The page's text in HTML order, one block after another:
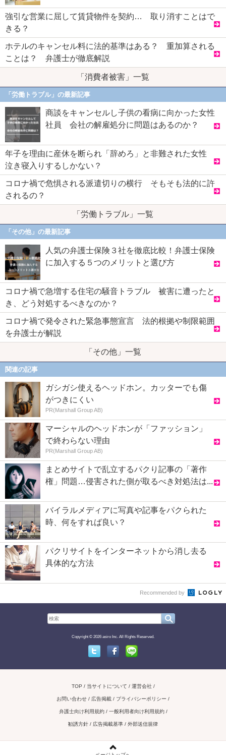
強引な営業に屈して賃貸物件を契約… 取り消すことはで
きる？
ホテルのキャンセル料に法的基準はある？ 重加算される
ことは？ 弁護士が徹底解説
「消費者被害」一覧
「労働トラブル」の最新記事
商談をキャンセルし子供の看病に向かった女性
社員 会社の解雇処分に問題はあるのか？
年子を理由に産休を断られ「辞めろ」と非難された女性
泣き寝入りするしかない？
コロナ禍で危惧される派遣切りの横行 そもそも法的に許
されるの？
「労働トラブル」一覧
「その他」の最新記事
人気の弁護士保険３社を徹底比較！弁護士保険
に加入する５つのメリットと選び方
コロナ禍で急増する住宅の騒音トラブル 被害に遭ったと
き、どう対処するべきなのか？
コロナ禍で発令された緊急事態宣言 法的根拠や制限範囲
を弁護士が解説
「その他」一覧
関連の記事
ガシガシ使えるヘッドホン。カッターでも傷
がつきにくい
PR(Marshall Group AB)
マーシャルのヘッドホンが「ファッション」
で終わらない理由
PR(Marshall Group AB)
まとめサイトで乱立するパクり記事の「著作
権」問題…侵害された側が取るべき対処法は...
バイラルメディアに写真や記事をパクられた
時、何をすれば良い？
パクリサイトをインターネットから消し去る
具体的な方法
Recommended by
Copyright © 2026 asiro Inc. All Rights Reserved.
TOP 当サイトについて 運営会社
お問い合わせ / 広告掲載 プライバシーポリシー
弁護士向け利用規約 一般利用者向け利用規約
勧誘方針 広告掲載基準 外部送信規律